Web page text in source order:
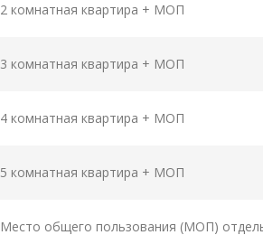
2 комнатная квартира + МОП
3 комнатная квартира + МОП
4 комнатная квартира + МОП
5 комнатная квартира + МОП
Место общего пользования (МОП)